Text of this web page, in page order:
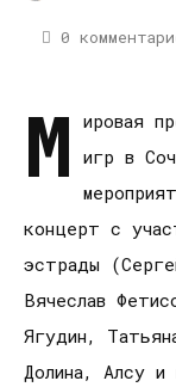
0
М ировая
игр в
концерт с
эстрады
Вячеслав
Ягудин,
Долина, Алсу и